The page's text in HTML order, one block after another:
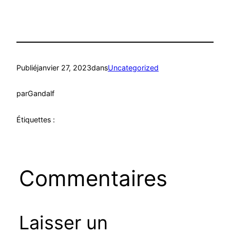
Publiéjanvier 27, 2023dansUncategorized
parGandalf
Étiquettes :
Commentaires
Laisser un